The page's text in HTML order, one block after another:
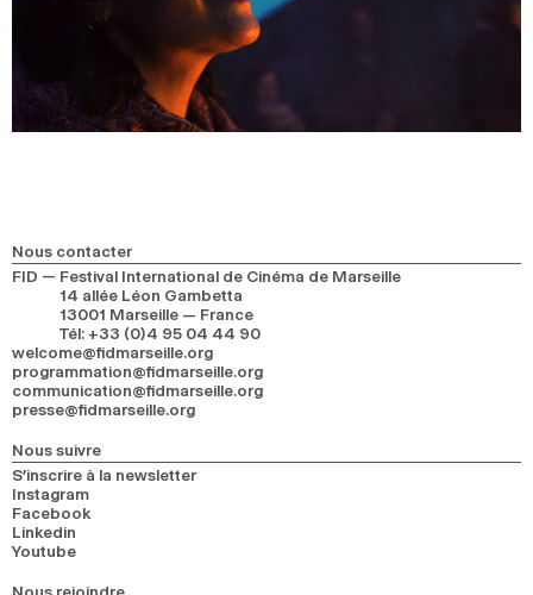
Nous contacter
FID — Festival International de Cinéma de Marseille
14 allée Léon Gambetta
13001 Marseille — France
Tél: +33 (0)4 95 04 44 90
welcome@fidmarseille.org
programmation@fidmarseille.org
communication@fidmarseille.org
presse@fidmarseille.org
Nous suivre
S’inscrire à la newsletter
Instagram
Facebook
Linkedin
Youtube